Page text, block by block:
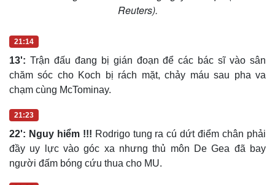
Reuters).
21:14
13': Trận đấu đang bị gián đoạn để các bác sĩ vào sân
chăm sóc cho Koch bị rách mặt, chảy máu sau pha va
chạm cùng McTominay.
21:23
22': Nguy hiểm !!! Rodrigo tung ra cú dứt điểm chân phải
đầy uy lực vào góc xa nhưng thủ môn De Gea đã bay
người đấm bóng cứu thua cho MU.